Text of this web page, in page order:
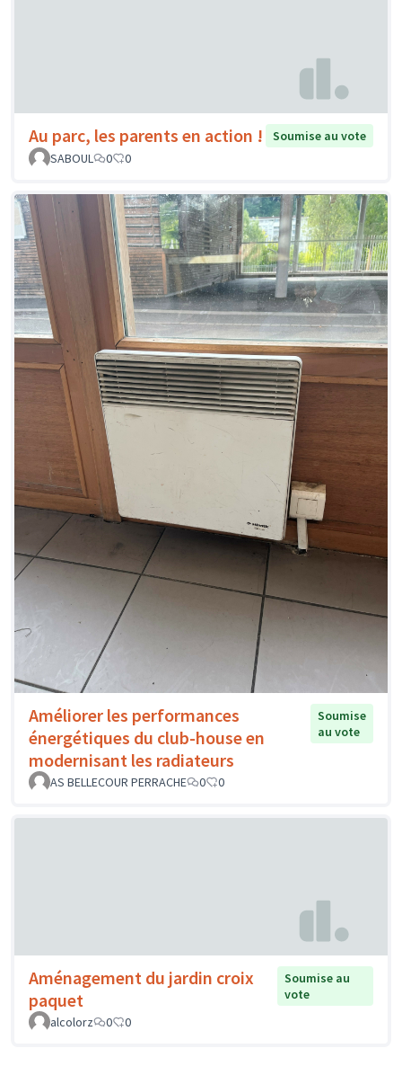
Au parc, les parents en action !
Soumise au vote
SABOUL
0 0
Améliorer les performances
énergétiques du club-house en
modernisant les radiateurs
Soumise
au vote
AS BELLECOUR PERRACHE 0 0
Aménagement du jardin croix
paquet
Soumise au
vote
alcolorz
0 0